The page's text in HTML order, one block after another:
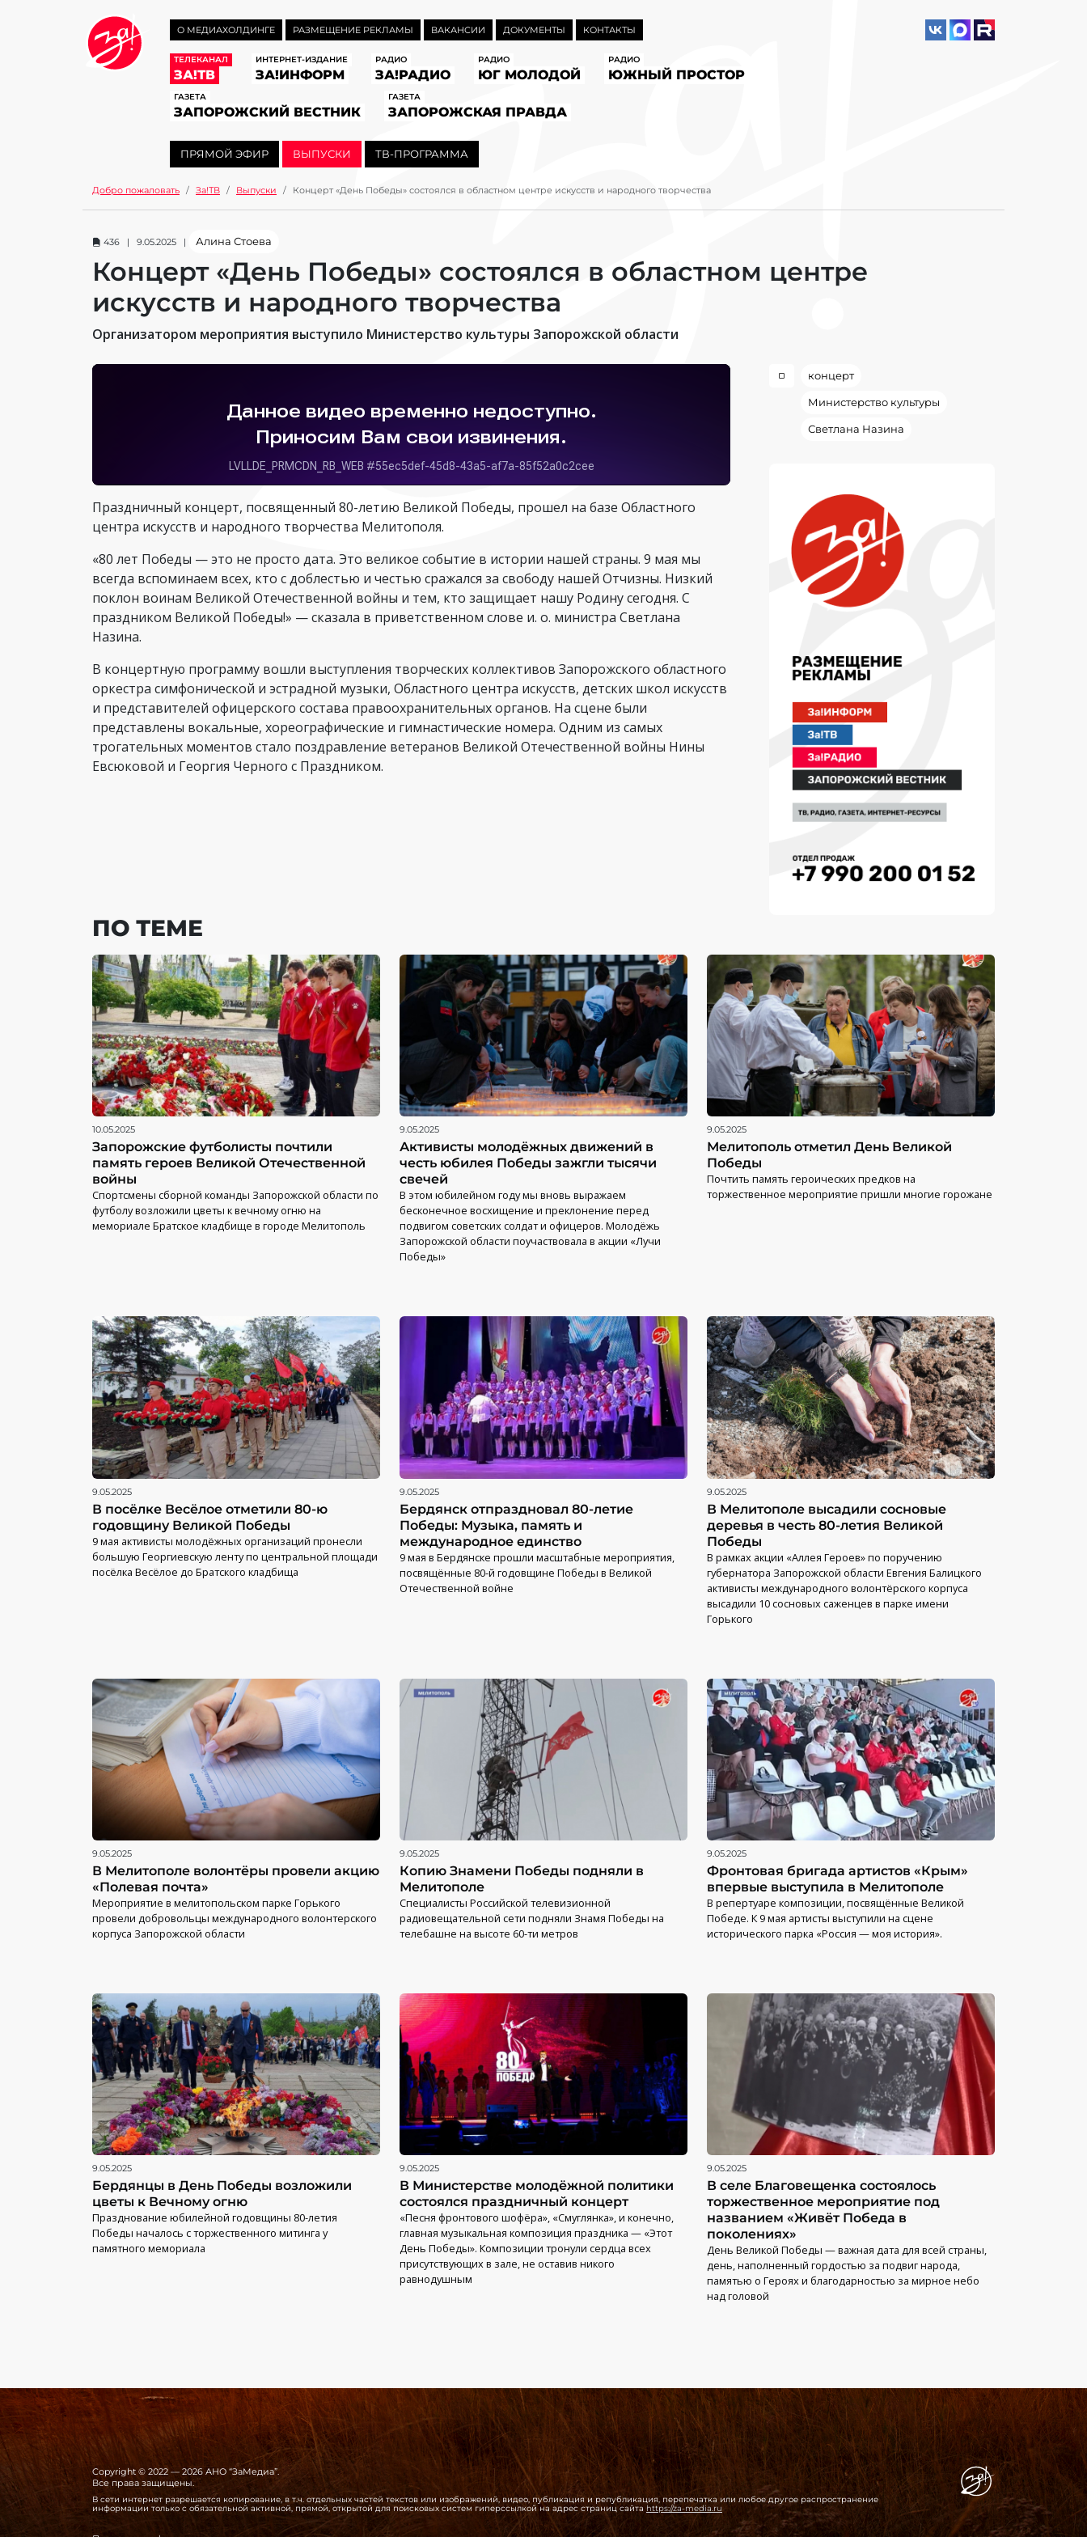
О МЕДИАХОЛДИНГЕ РАЗМЕЩЕНИЕ РЕКЛАМЫ ВАКАНСИИ ДОКУМЕНТЫ КОНТАКТЫ
ТЕЛЕКАНАЛ
ЗА!ТВ
ИНТЕРНЕТ-ИЗДАНИЕ
ЗА!ИНФОРМ
РАДИО
ЗА!РАДИО
РАДИО
ЮГ МОЛОДОЙ
РАДИО
ЮЖНЫЙ ПРОСТОР
ГАЗЕТА
ЗАПОРОЖСКИЙ ВЕСТНИК
ГАЗЕТА
ЗАПОРОЖСКАЯ ПРАВДА
ПРЯМОЙ ЭФИР ВЫПУСКИ ТВ-ПРОГРАММА
Добро пожаловать За!ТВ Выпуски Концерт «День Победы» состоялся в областном центре искусств и народного творчества
436 | 9.05.2025 | Алина Стоева
Концерт «День Победы» состоялся в областном центре
искусств и народного творчества
Организатором мероприятия выступило Министерство культуры Запорожской области
Праздничный концерт, посвященный 80-летию Великой Победы, прошел на базе Областного
центра искусств и народного творчества Мелитополя.
«80 лет Победы — это не просто дата. Это великое событие в истории нашей страны. 9 мая мы
всегда вспоминаем всех, кто с доблестью и честью сражался за свободу нашей Отчизны. Низкий
поклон воинам Великой Отечественной войны и тем, кто защищает нашу Родину сегодня. С
праздником Великой Победы!» — сказала в приветственном слове и. о. министра Светлана
Назина.
В концертную программу вошли выступления творческих коллективов Запорожского областного
оркестра симфонической и эстрадной музыки, Областного центра искусств, детских школ искусств
и представителей офицерского состава правоохранительных органов. На сцене были
представлены вокальные, хореографические и гимнастические номера. Одним из самых
трогательных моментов стало поздравление ветеранов Великой Отечественной войны Нины
Евсюковой и Георгия Черного с Праздником.
концерт
Министерство культуры
Светлана Назина
ПО ТЕМЕ
10.05.2025
Запорожские футболисты почтили
память героев Великой Отечественной
войны
Спортсмены сборной команды Запорожской области по
футболу возложили цветы к вечному огню на
мемориале Братское кладбище в городе Мелитополь
9.05.2025
Активисты молодёжных движений в
честь юбилея Победы зажгли тысячи
свечей
В этом юбилейном году мы вновь выражаем
бесконечное восхищение и преклонение перед
подвигом советских солдат и офицеров. Молодёжь
Запорожской области поучаствовала в акции «Лучи
Победы»
9.05.2025
Мелитополь отметил День Великой
Победы
Почтить память героических предков на
торжественное мероприятие пришли многие горожане
9.05.2025
В посёлке Весёлое отметили 80-ю
годовщину Великой Победы
9 мая активисты молодёжных организаций пронесли
большую Георгиевскую ленту по центральной площади
посёлка Весёлое до Братского кладбища
9.05.2025
Бердянск отпраздновал 80-летие
Победы: Музыка, память и
международное единство
9 мая в Бердянске прошли масштабные мероприятия,
посвящённые 80-й годовщине Победы в Великой
Отечественной войне
9.05.2025
В Мелитополе высадили сосновые
деревья в честь 80-летия Великой
Победы
В рамках акции «Аллея Героев» по поручению
губернатора Запорожской области Евгения Балицкого
активисты международного волонтёрского корпуса
высадили 10 сосновых саженцев в парке имени
Горького
9.05.2025
В Мелитополе волонтёры провели акцию
«Полевая почта»
Мероприятие в мелитопольском парке Горького
провели добровольцы международного волонтерского
корпуса Запорожской области
9.05.2025
Копию Знамени Победы подняли в
Мелитополе
Специалисты Российской телевизионной
радиовещательной сети подняли Знамя Победы на
телебашне на высоте 60-ти метров
9.05.2025
Фронтовая бригада артистов «Крым»
впервые выступила в Мелитополе
В репертуаре композиции, посвящённые Великой
Победе. К 9 мая артисты выступили на сцене
исторического парка «Россия — моя история».
9.05.2025
Бердянцы в День Победы возложили
цветы к Вечному огню
Празднование юбилейной годовщины 80-летия
Победы началось с торжественного митинга у
памятного мемориала
9.05.2025
В Министерстве молодёжной политики
состоялся праздничный концерт
«Песня фронтового шофёра», «Смуглянка», и конечно,
главная музыкальная композиция праздника — «Этот
День Победы». Композиции тронули сердца всех
присутствующих в зале, не оставив никого
равнодушным
9.05.2025
В селе Благовещенка состоялось
торжественное мероприятие под
названием «Живёт Победа в
поколениях»
День Великой Победы — важная дата для всей страны,
день, наполненный гордостью за подвиг народа,
памятью о Героях и благодарностью за мирное небо
над головой
Copyright © 2022 — 2026 АНО “ЗаМедиа”.
Все права защищены.
В сети интернет разрешается копирование, в т.ч. отдельных частей текстов или изображений, видео, публикация и републикация, перепечатка или любое другое распространение
информации только с обязательной активной, прямой, открытой для поисковых систем гиперссылкой на адрес страниц сайта https://za-media.ru